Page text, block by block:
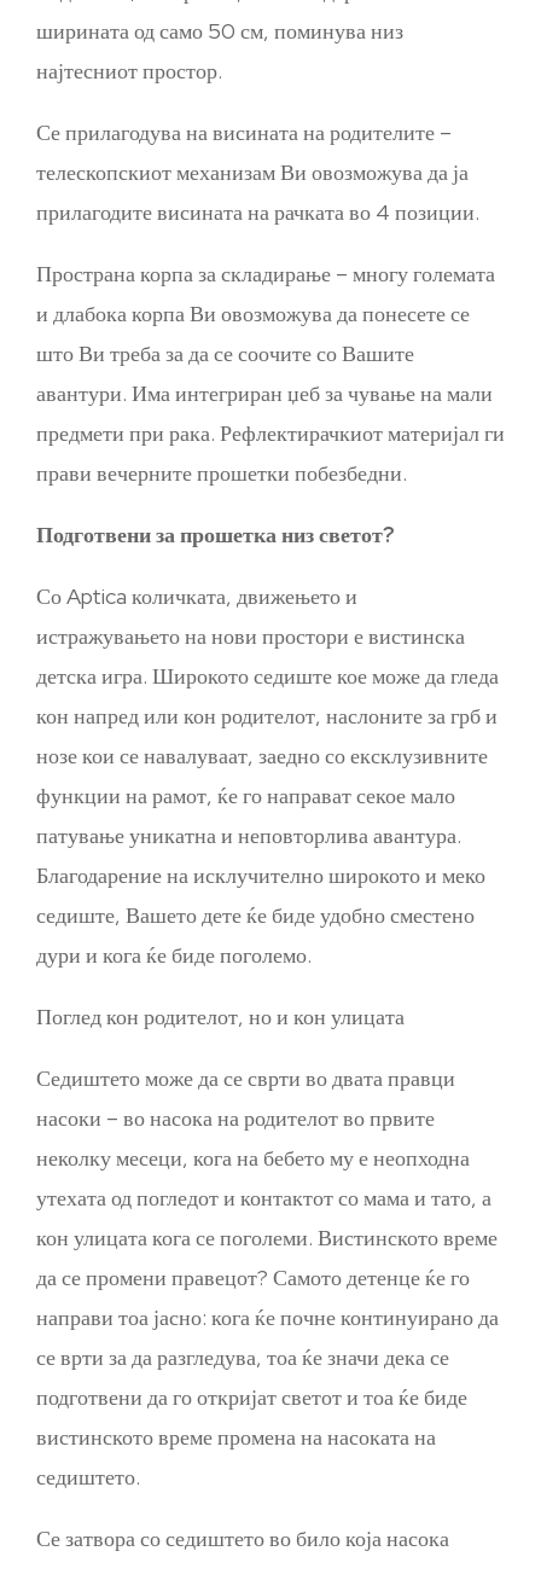
ширината од само 50 см, поминува низ
најтесниот простор.
Се прилагодува на висината на родителите –
телескопскиот механизам Ви овозможува да ја
прилагодите висината на рачката во 4 позиции.
Пространа корпа за складирање – многу големата
и длабока корпа Ви овозможува да понесете се
што Ви треба за да се соочите со Вашите
авантури. Има интегриран џеб за чување на мали
предмети при рака. Рефлектирачкиот материјал ги
прави вечерните прошетки побезбедни.
Подготвени за прошетка низ светот?
Со Aptica количката, движењето и
истражувањето на нови простори е вистинска
детска игра. Широкото седиште кое може да гледа
кон напред или кон родителот, наслоните за грб и
нозе кои се навалуваат, заедно со ексклузивните
функции на рамот, ќе го направат секое мало
патување уникатна и неповторлива авантура.
Благодарение на исклучително широкото и меко
седиште, Вашето дете ќе биде удобно сместено
дури и кога ќе биде поголемо.
Поглед кон родителот, но и кон улицата
Седиштето може да се сврти во двата правци
насоки – во насока на родителот во првите
неколку месеци, кога на бебето му е неопходна
утехата од погледот и контактот со мама и тато, а
кон улицата кога се поголеми. Вистинското време
да се промени правецот? Самото детенце ќе го
направи тоа јасно: кога ќе почне континуирано да
се врти за да разгледува, тоа ќе значи дека се
подготвени да го откријат светот и тоа ќе биде
вистинското време промена на насоката на
седиштето.
Се затвора со седиштето во било која насока